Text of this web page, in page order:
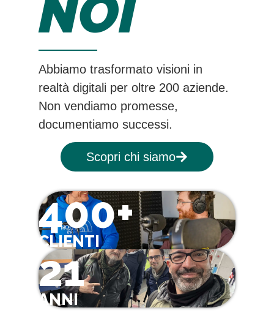
Abbiamo trasformato visioni in
realtà digitali per oltre 200 aziende.
Non vendiamo promesse,
documentiamo successi.
Scopri chi siamo
400+
CLIENTI
21
ANNI